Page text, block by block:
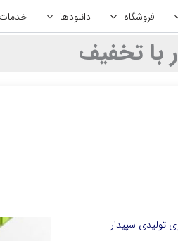
فروشگاه دانلودها
با تخفیف